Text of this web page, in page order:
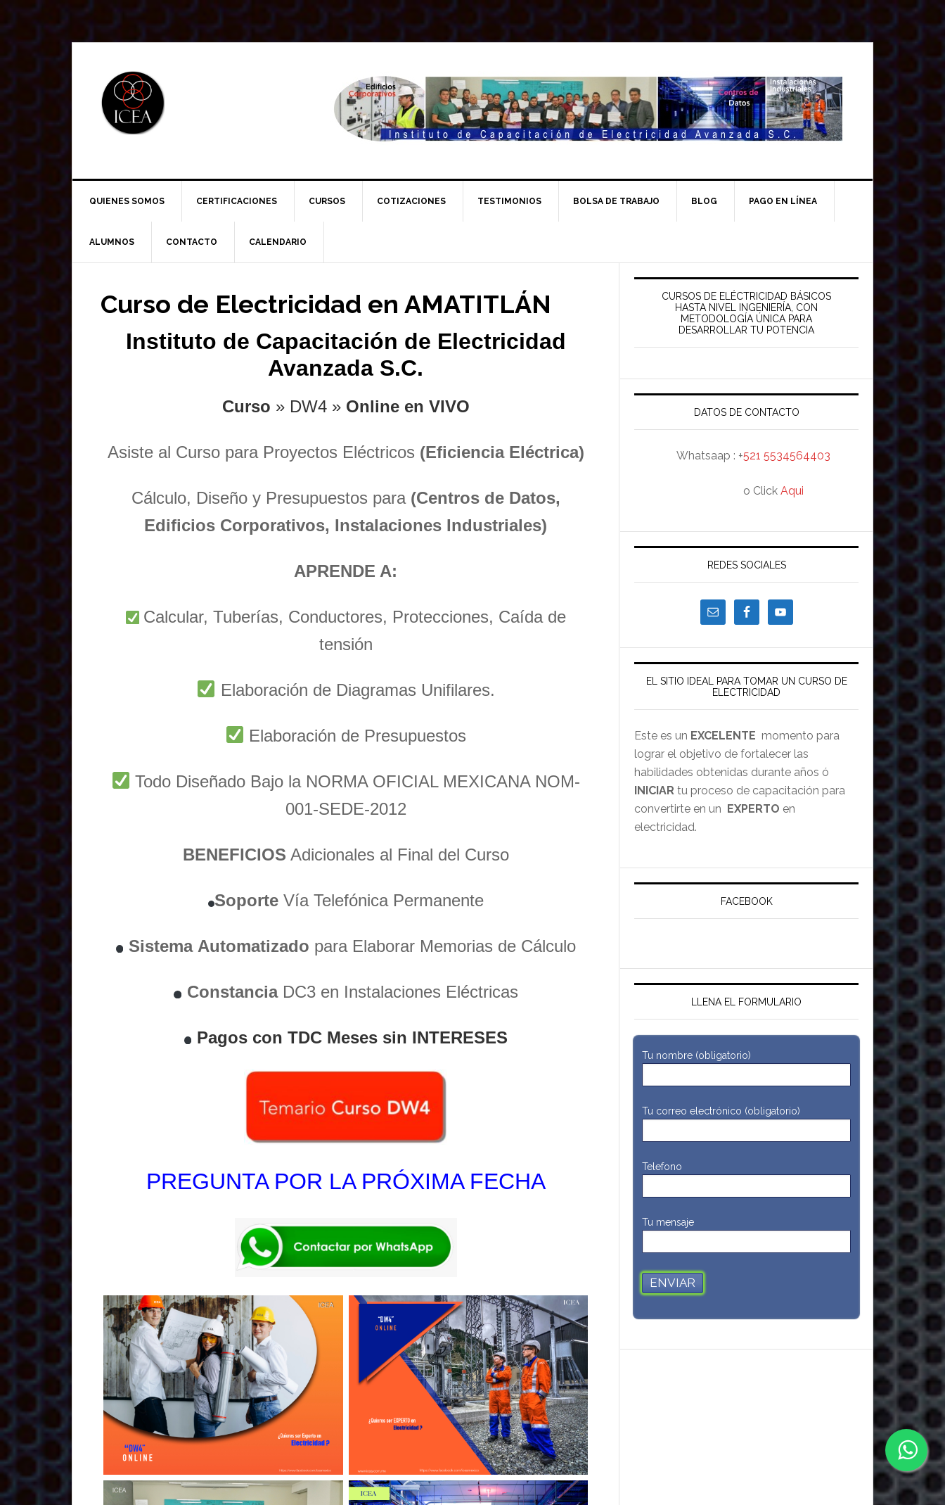
a
navegación
al
principal
a
barra
QUIENES SOMOS CERTIFICACIONES CURSOS COTIZACIONES TESTIMONIOS BOLSA DE TRABAJO BLOG PAGO EN LÍNEA
ALUMNOS CONTACTO CALENDARIO
Curso de Electricidad en AMATITLÁN
Instituto de Capacitación de Electricidad
Avanzada S.C.
Curso » DW4 » Online en VIVO
Asiste al Curso para Proyectos Eléctricos (Eficiencia Eléctrica)
Cálculo, Diseño y Presupuestos para (Centros de Datos,
Edificios Corporativos, Instalaciones Industriales)
APRENDE A:
Calcular, Tuberías, Conductores, Protecciones, Caída de
tensión
Elaboración de Diagramas Unifilares.
Elaboración de Presupuestos
Todo Diseñado Bajo la NORMA OFICIAL MEXICANA NOM-
001-SEDE-2012
BENEFICIOS Adicionales al Final del Curso
SoporteVíaTelefónica Permanente
Sistema Automatizado para Elaborar Memorias de Cálculo
ConstanciaDC3 en Instalaciones Eléctricas
Pagos con TDC Meses sin INTERESES
PREGUNTA POR LA PRÓXIMA FECHA
Barra
lateral
principal
CURSOS DE ELÉCTRICIDAD BÁSICOS
HASTA NIVEL INGENIERÍA, CON
METODOLOGÍA ÚNICA PARA
DESARROLLAR TU POTENCIA
DATOS DE CONTACTO
Whatsaap : +521 5534564403
o Click Aqui
REDES SOCIALES
EL SITIO IDEAL PARA TOMAR UN CURSO DE
ELECTRICIDAD
Este es un EXCELENTE momento para
lograr el objetivo de fortalecer las
habilidades obtenidas durante años ó
INICIAR tu proceso de capacitación para
convertirte en un EXPERTO en
electricidad.
FACEBOOK
LLENA EL FORMULARIO
Tu nombre (obligatorio)
Tu correo electrónico (obligatorio)
Telefono
Tu mensaje